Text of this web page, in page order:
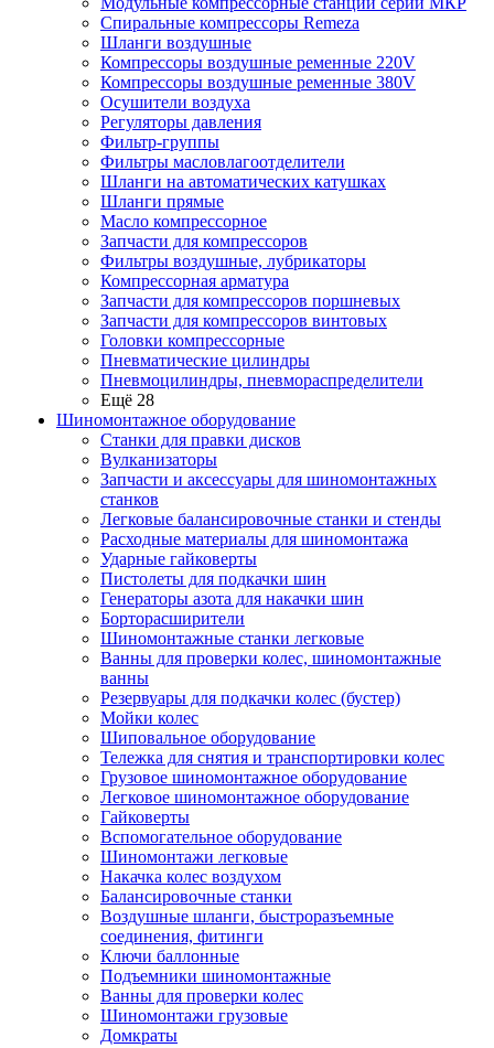
Спиральные компрессоры Remeza
Шланги воздушные
Компрессоры воздушные ременные 220V
Компрессоры воздушные ременные 380V
Осушители воздуха
Регуляторы давления
Фильтр-группы
Фильтры масловлагоотделители
Шланги на автоматических катушках
Шланги прямые
Масло компрессорное
Запчасти для компрессоров
Фильтры воздушные, лубрикаторы
Компрессорная арматура
Запчасти для компрессоров поршневых
Запчасти для компрессоров винтовых
Головки компрессорные
Пневматические цилиндры
Пневмоцилиндры, пневмораспределители
Ещё 28
Шиномонтажное оборудование
Станки для правки дисков
Вулканизаторы
Запчасти и аксессуары для шиномонтажных
станков
Легковые балансировочные станки и стенды
Расходные материалы для шиномонтажа
Ударные гайковерты
Пистолеты для подкачки шин
Генераторы азота для накачки шин
Борторасширители
Шиномонтажные станки легковые
Ванны для проверки колес, шиномонтажные
ванны
Резервуары для подкачки колес (бустер)
Мойки колес
Шиповальное оборудование
Тележка для снятия и транспортировки колес
Грузовое шиномонтажное оборудование
Легковое шиномонтажное оборудование
Гайковерты
Вспомогательное оборудование
Шиномонтажи легковые
Накачка колес воздухом
Балансировочные станки
Воздушные шланги, быстроразъемные
соединения, фитинги
Ключи баллонные
Подъемники шиномонтажные
Ванны для проверки колес
Шиномонтажи грузовые
Домкраты